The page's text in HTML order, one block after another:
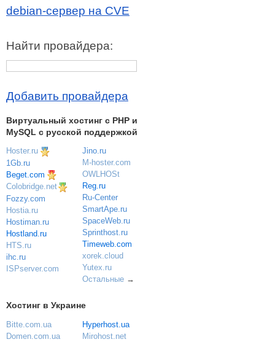
debian-сервер на CVE
Найти провайдера:
Добавить провайдера
Виртуальный хостинг c PHP и
MySQL с русской поддержкой
Hoster.ru
1Gb.ru
Beget.com
Colobridge.net
Fozzy.com
Hostia.ru
Hostiman.ru
Hostland.ru
HTS.ru
ihc.ru
ISPserver.com
Jino.ru
M-hoster.com
OWLHOSt
Reg.ru
Ru-Center
SmartApe.ru
SpaceWeb.ru
Sprinthost.ru
Timeweb.com
xorek.cloud
Yutex.ru
Остальные→
Хостинг в Украине
Bitte.com.ua
Domen.com.ua
Hyperhost.ua
Mirohost.net